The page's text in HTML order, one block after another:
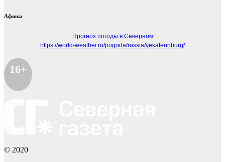
Афиша
Прогноз погоды в Северном
https://world-weather.ru/pogoda/russia/yekaterinburg/
16+
© 2020